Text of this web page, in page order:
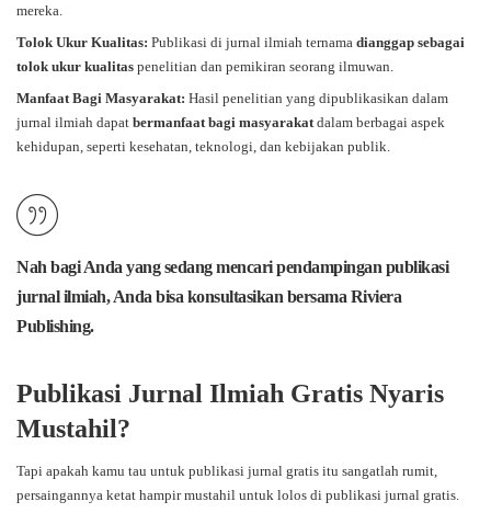
mereka.
Tolok Ukur Kualitas: Publikasi di jurnal ilmiah ternama dianggap sebagai
tolok ukur kualitas penelitian dan pemikiran seorang ilmuwan.
Manfaat Bagi Masyarakat: Hasil penelitian yang dipublikasikan dalam
jurnal ilmiah dapat bermanfaat bagi masyarakat dalam berbagai aspek
kehidupan, seperti kesehatan, teknologi, dan kebijakan publik.
Nah bagi Anda yang sedang mencari pendampingan publikasi
jurnal ilmiah, Anda bisa konsultasikan bersama Riviera
Publishing.
Publikasi Jurnal Ilmiah Gratis Nyaris
Mustahil?
Tapi apakah kamu tau untuk publikasi jurnal gratis itu sangatlah rumit,
persaingannya ketat hampir mustahil untuk lolos di publikasi jurnal gratis.